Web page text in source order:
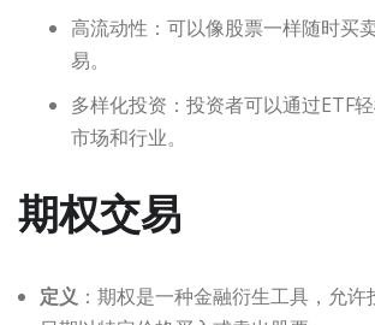
高流动性：可以像股票一样随时买
易。
多样化投资：投资者可以通过ETF
市场和行业。
期权交易
定义 ：期权是一种金融衍生工具，允